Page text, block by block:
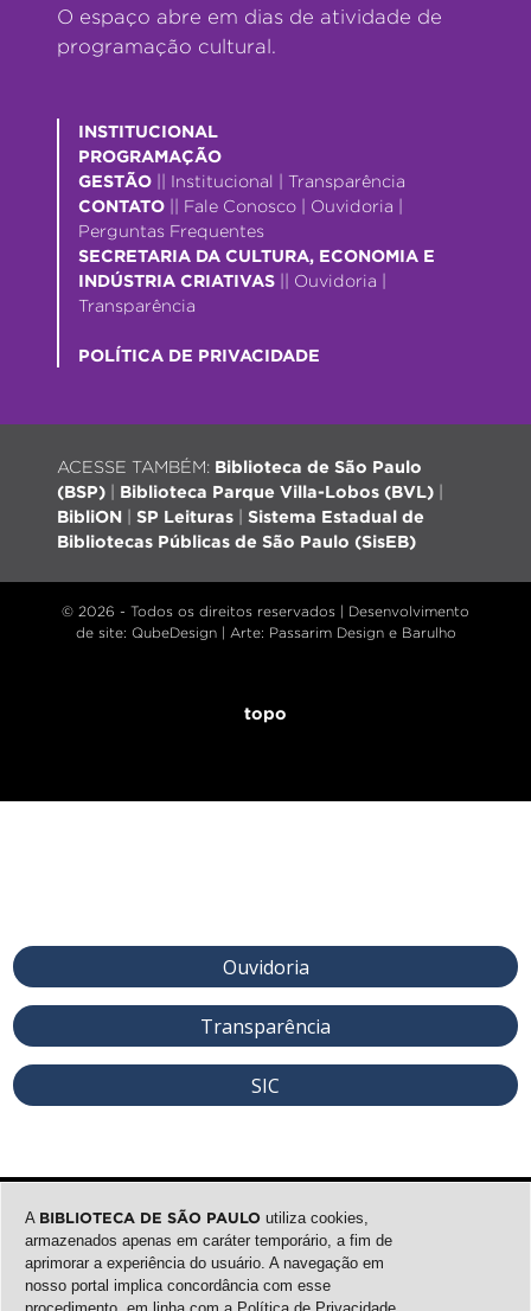
O espaço abre em dias de atividade de
programação cultural.
INSTITUCIONAL
PROGRAMAÇÃO
GESTÃO
Institucional
Transparência
CONTATO
Fale Conosco Ouvidoria
Perguntas Frequentes
SECRETARIA DA CULTURA, ECONOMIA E
INDÚSTRIA CRIATIVAS
Ouvidoria
Transparência
POLÍTICA DE PRIVACIDADE
ACESSE TAMBÉM: Biblioteca de São Paulo
(BSP)
Biblioteca Parque Villa-Lobos (BVL)
BibliON
SP Leituras
Sistema Estadual de
Bibliotecas Públicas de São Paulo (SisEB)
© 2026 - Todos os direitos reservados | Desenvolvimento
de site: QubeDesign | Arte: Passarim Design e Barulho
topo
Ouvidoria
Transparência
SIC
A BIBLIOTECA DE SÃO PAULO utiliza cookies,
armazenados apenas em caráter temporário, a fim de
aprimorar a experiência do usuário. A navegação em
nosso portal implica concordância com esse